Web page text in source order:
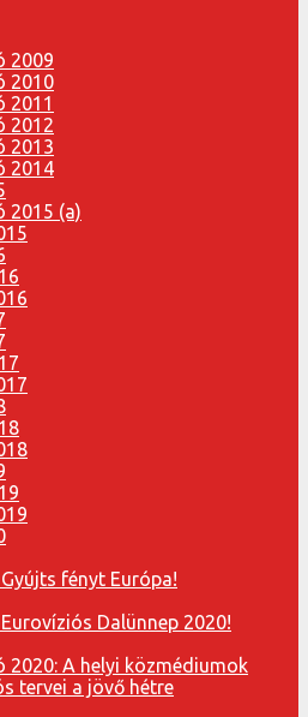
2009
2010
2011
2012
2013
2014
2015 (a)
fényt Európa!
Dalünnep 2020!
2020: A helyi közmédiumok
tervei a jövő hétre